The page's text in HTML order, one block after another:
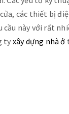
các thiết bị
cầu này với rất
tyxây dựng nhà ở